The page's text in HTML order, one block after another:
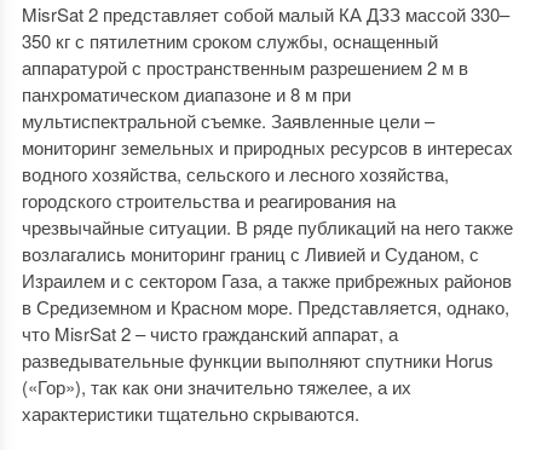
MisrSat 2 представляет собой малый КА ДЗЗ массой 330–
350 кг с пятилетним сроком службы, оснащенный
аппаратурой с пространственным разрешением 2 м в
панхроматическом диапазоне и 8 м при
мультиспектральной съемке. Заявленные цели –
мониторинг земельных и природных ресурсов в интересах
водного хозяйства, сельского и лесного хозяйства,
городского строительства и реагирования на
чрезвычайные ситуации. В ряде публикаций на него также
возлагались мониторинг границ с Ливией и Суданом, с
Израилем и с сектором Газа, а также прибрежных районов
в Средиземном и Красном море. Представляется, однако,
что MisrSat 2 – чисто гражданский аппарат, а
разведывательные функции выполняют спутники Horus
(«Гор»), так как они значительно тяжелее, а их
характеристики тщательно скрываются.